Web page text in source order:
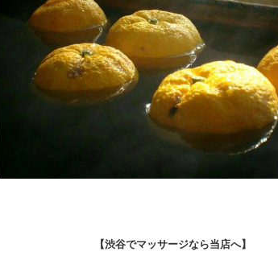
【渋谷でマッサージなら当店へ】